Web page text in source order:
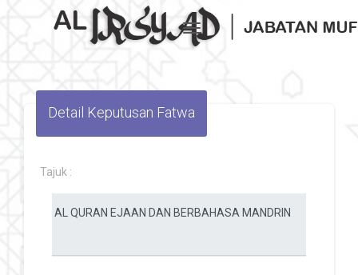
Toggle navigation
Detail Keputusan Fatwa
Tajuk :